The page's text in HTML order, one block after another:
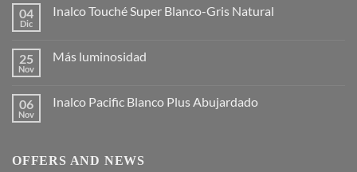
04
Dic
Inalco Touché Super Blanco-Gris Natural
25
Nov
Más luminosidad
06
Nov
Inalco Pacific Blanco Plus Abujardado
OFFERS AND NEWS